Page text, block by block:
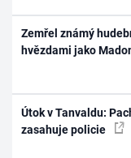
Zemřel známý
hvězdami jako
Útok v Tanvaldu:
zasahuje policie